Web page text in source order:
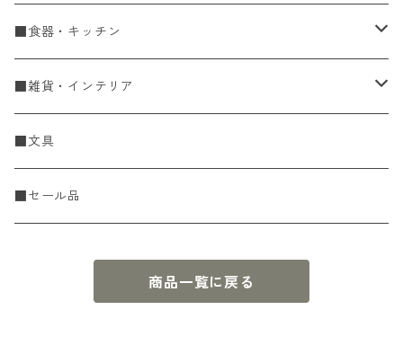
手編糸
Spring & Summer
Fall & Winter
刺し子・こぎん
刺し子糸
刺し子ふきん・刺し子布
KIT
ニットツール
■食器・キッチン
食器
豆皿・小皿
中皿
調理道具
かや織ふきん
■雑貨・インテリア
収納雑貨
小物・置物・民芸品
■文具
■セール品
商品一覧に戻る